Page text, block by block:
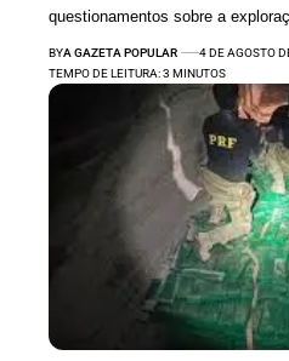
questionamentos sobre a
BYA GAZETA POPULAR
4 DE AGOSTO
TEMPO DE LEITURA: 3 MINUTOS